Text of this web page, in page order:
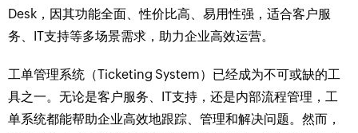
Desk，因其功能全面、性价比高、易用性强，适合客户服
务、IT支持等多场景需求，助力企业高效运营。
工单管理系统（Ticketing System）已经成为不可或缺的工
具之一。无论是客户服务、IT支持，还是内部流程管理，工
单系统都能帮助企业高效地跟踪、管理和解决问题。然而，